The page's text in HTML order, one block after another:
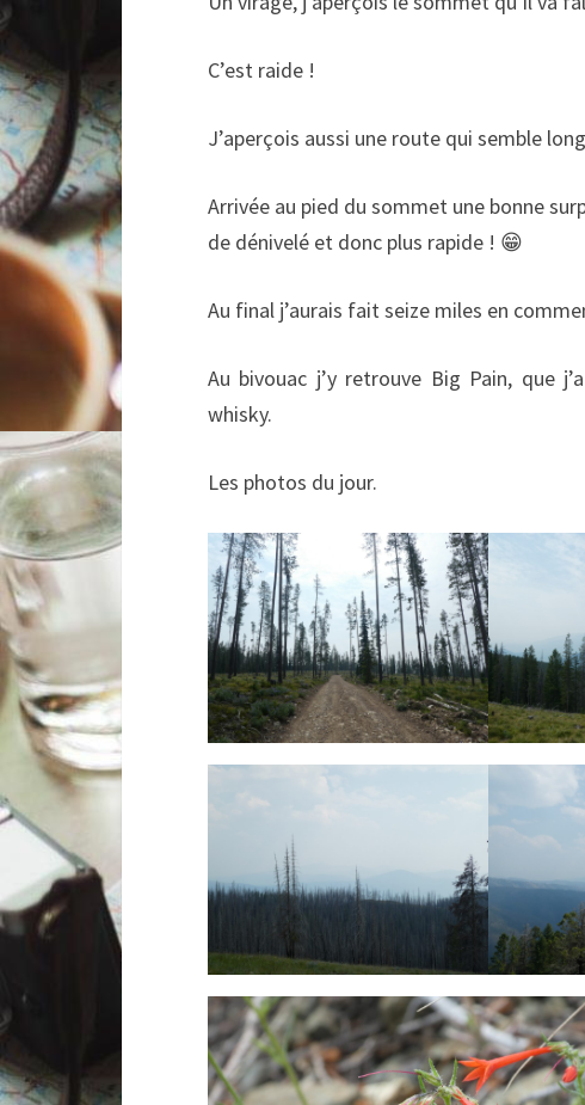
C’est raide !
J’aperçois aussi une route qui semble
Arrivée au pied du sommet une bonne
de dénivelé et donc plus rapide ! 😁
Au final j’aurais fait seize miles en
Au bivouac j’y retrouve Big Pain, que
whisky.
Les photos du jour.